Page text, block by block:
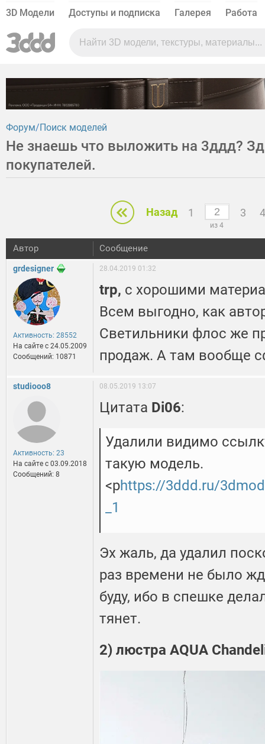
3D Модели Доступы и подписка Галерея Работа
Форум Поиск моделей
Не знаешь что выложить на 3ддд?
покупателей.
Назад 1
из 4
3 4
Автор Сообщение
grdesigner
Активность: 28552
На сайте c 24.05.2009
Сообщений: 10871
28.04.2019 01:32
trp, с хорошими
Всем выгодно, как
Светильники флос же
продаж. А там вообще
studiooo8
Активность: 23
На сайте c 03.09.2018
Сообщений: 8
08.05.2019 13:07
Цитата Di06:
Удалили видимо
такую модель.
<phttps://3ddd.ru/
_1
Эх жаль, да удалил
раз времени не было
буду, ибо в спешке
тянет.
2) люстра AQUA